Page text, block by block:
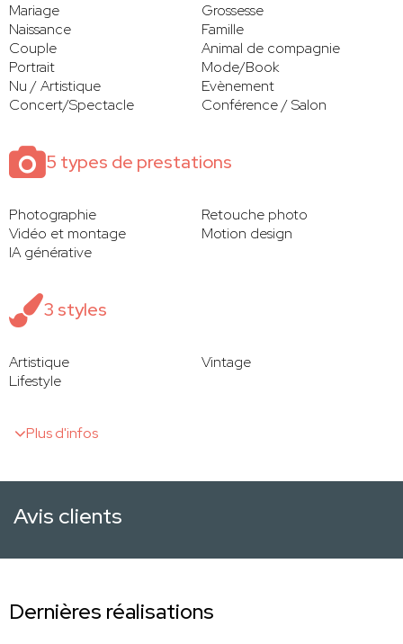
Mariage
Grossesse
Naissance
Famille
Couple
Animal de compagnie
Portrait
Mode/Book
Nu / Artistique
Evènement
Concert/Spectacle
Conférence / Salon
5 types de prestations
Photographie
Retouche photo
Vidéo et montage
Motion design
IA générative
3 styles
Artistique
Vintage
Lifestyle
Plus d'infos
Avis clients
Dernières réalisations